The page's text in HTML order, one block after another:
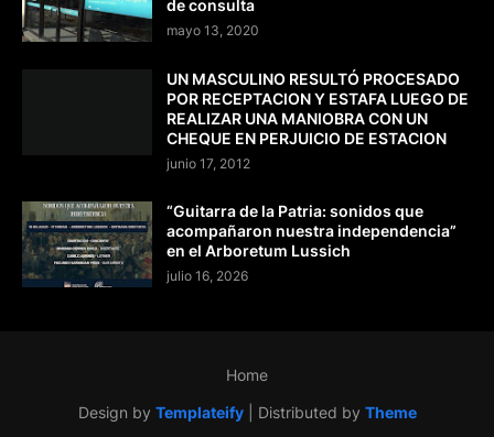
de consulta
mayo 13, 2020
UN MASCULINO RESULTÓ PROCESADO
POR RECEPTACION Y ESTAFA LUEGO DE
REALIZAR UNA MANIOBRA CON UN
CHEQUE EN PERJUICIO DE ESTACION
junio 17, 2012
“Guitarra de la Patria: sonidos que
acompañaron nuestra independencia”
en el Arboretum Lussich
julio 16, 2026
Design by Templateify| Distributed by Theme
Home